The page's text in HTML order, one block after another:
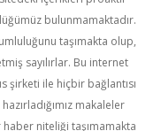
bulunmamaktadır.
taşımakta olup,
sayılırlar. Bu internet
şirketi ile hiçbir bağlantısı
makaleler
niteliği taşımamakta